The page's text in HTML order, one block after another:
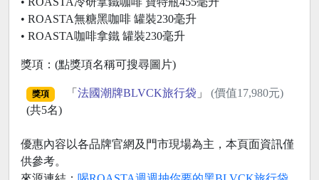
• ROASTA無糖黑咖啡 罐裝230毫升
• ROASTA咖啡拿鐵 罐裝230毫升
獎項：(點獎項名稱可搜尋圖片)
獎項 「 法國潮牌BLVCK旅行袋 」 (價值17,980元)
(共5名)
優惠內容以各品牌官網及門市現場為主，本頁面資訊僅
供參考。